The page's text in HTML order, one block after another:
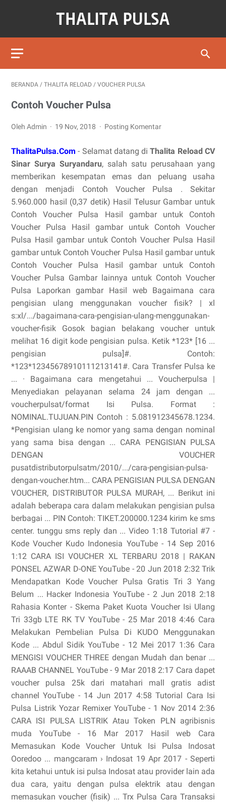
BERANDA / THALITA RELOAD / VOUCHER PULSA
Contoh Voucher Pulsa
Oleh Admin 19 Nov, 2018 Posting Komentar
ThalitaPulsa.Com - Selamat datang diThalita Reload CV
Sinar Surya Suryandaru, salah satu perusahaan yang
memberikan kesempatan emas dan peluang usaha
dengan menjadi Contoh Voucher Pulsa . Sekitar
5.960.000 hasil (0,37 detik) Hasil Telusur Gambar untuk
Contoh Voucher Pulsa Hasil gambar untuk Contoh
Voucher Pulsa Hasil gambar untuk Contoh Voucher
Pulsa Hasil gambar untuk Contoh Voucher Pulsa Hasil
gambar untuk Contoh Voucher Pulsa Hasil gambar untuk
Contoh Voucher Pulsa Hasil gambar untuk Contoh
Voucher Pulsa Gambar lainnya untuk Contoh Voucher
Pulsa Laporkan gambar Hasil web Bagaimana cara
pengisian ulang menggunakan voucher fisik? | xl
s:xl/.../bagaimana-cara-pengisian-ulang-menggunakan-
voucher-fisik Gosok bagian belakang voucher untuk
melihat 16 digit kode pengisian pulsa. Ketik *123* [16 ...
pengisian pulsa]#. Contoh:
*123*12345678910111213141#. ‎Cara Transfer Pulsa ke
... · ‎Bagaimana cara mengetahui ... Voucherpulsa |
Menyediakan pelayanan selama 24 jam dengan ...
voucherpulsat/format Isi Pulsa. Format :
NOMINAL.TUJUAN.PIN Contoh : 5.081912345678.1234.
*Pengisian ulang ke nomor yang sama dengan nominal
yang sama bisa dengan ... CARA PENGISIAN PULSA
DENGAN VOUCHER
pusatdistributorpulsatm/2010/.../cara-pengisian-pulsa-
dengan-voucher.htm... CARA PENGISIAN PULSA DENGAN
VOUCHER, DISTRIBUTOR PULSA MURAH, ... Berikut ini
adalah beberapa cara dalam melakukan pengisian pulsa
berbagai ... PIN Contoh: TIKET.200000.1234 kirim ke sms
center. tunggu sms reply dan ... Video 1:18 Tutorial #7 -
Kode Voucher Kudo Indonesia YouTube - 14 Sep 2016
1:12 CARA ISI VOUCHER XL TERBARU 2018 | RAKAN
PONSEL AZWAR D-ONE YouTube - 20 Jun 2018 2:32 Trik
Mendapatkan Kode Voucher Pulsa Gratis Tri 3 Yang
Belum ... Hacker Indonesia YouTube - 2 Jun 2018 2:18
Rahasia Konter - Skema Paket Kuota Voucher Isi Ulang
Tri 33gb LTE RK TV YouTube - 25 Mar 2018 4:46 Cara
Melakukan Pembelian Pulsa Di KUDO Menggunakan
Kode ... Abdul Sidik YouTube - 12 Mei 2017 1:36 Cara
MENGISI VOUCHER THREE dengan Mudah dan benar ...
RAAAB CHANNEL YouTube - 9 Mar 2018 2:17 Cara dapet
voucher pulsa 25k dari matahari mall gratis adist
channel YouTube - 14 Jun 2017 4:58 Tutorial Cara Isi
Pulsa Listrik Yozar Remixer YouTube - 1 Nov 2014 2:36
CARA ISI PULSA LISTRIK Atau Token PLN agribisnis
muda YouTube - 16 Mar 2017 Hasil web Cara
Memasukan Kode Voucher Untuk Isi Pulsa Indosat
Ooredoo ... mangcaram › Indosat 19 Apr 2017 - Seperti
kita ketahui untuk isi pulsa Indosat atau provider lain ada
dua cara, yaitu dengan pulsa elektrik atau dengan
memasukan voucher (fisik) ... Trx Pulsa Cara Transaksi